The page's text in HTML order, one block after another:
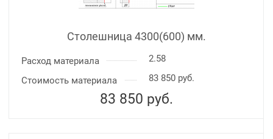
Столешница 4300(600) мм.
Расход материала
2.58
Стоимость материала
83 850 руб.
83 850 руб.